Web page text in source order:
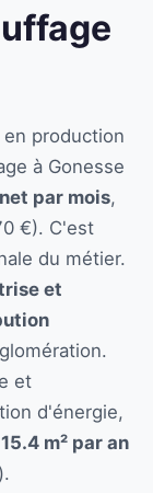
production
à Gonesse
par mois,
€). C'est
du métier.
et
et
d'énergie,
15.4 m² par an